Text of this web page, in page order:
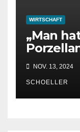
WIRTSCHAFT
„Man
NOV. 13, 2024
SCHOELLER